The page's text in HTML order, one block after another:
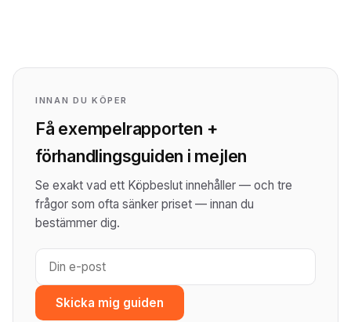
INNAN DU KÖPER
Få exempelrapporten +
förhandlingsguiden i mejlen
Se exakt vad ett Köpbeslut innehåller — och tre
frågor som ofta sänker priset — innan du
bestämmer dig.
Skicka mig guiden